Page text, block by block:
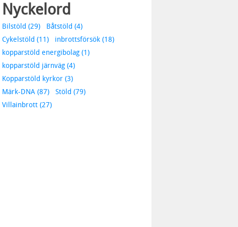
Nyckelord
Bilstöld (29)
Båtstöld (4)
Cykelstöld (11)
inbrottsförsök (18)
kopparstöld energibolag (1)
kopparstöld järnväg (4)
Kopparstöld kyrkor (3)
Märk-DNA (87)
Stöld (79)
Villainbrott (27)